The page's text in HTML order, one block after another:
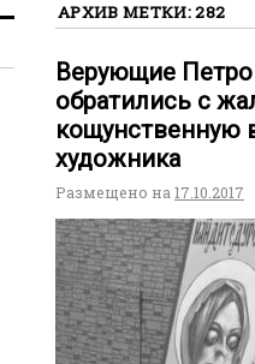
АРХИВ МЕТКИ:282
Верующие
обратились с
кощунственную
художника
Размещено на 17.10.2017